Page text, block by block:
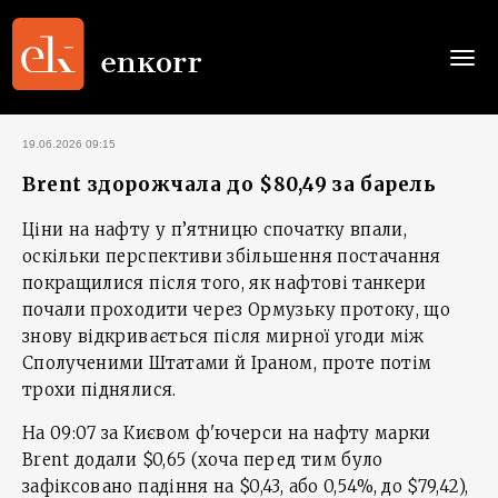
19.06.2026 09:15
Brent здорожчала до $80,49 за барель
Ціни на нафту у п’ятницю спочатку впали,
оскільки перспективи збільшення постачання
покращилися після того, як нафтові танкери
почали проходити через Ормузьку протоку, що
знову відкривається після мирної угоди між
Сполученими Штатами й Іраном, проте потім
трохи піднялися.
На 09:07 за Києвом ф'ючерси на нафту марки
Brent додали $0,65 (хоча перед тим було
зафіксовано падіння на $0,43, або 0,54%, до $79,42),